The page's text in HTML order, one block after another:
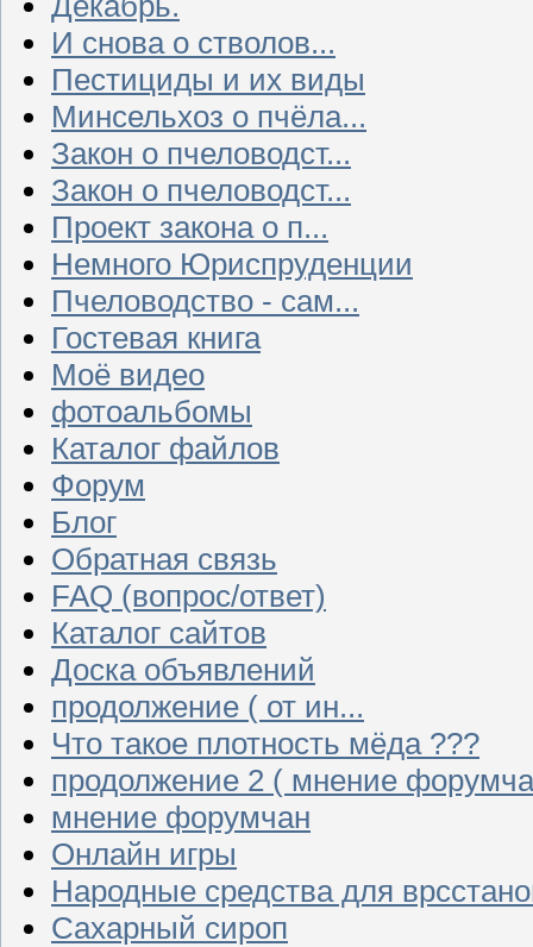
И снова о стволов...
Пестициды и их виды
Минсельхоз о пчёла...
Закон о пчеловодст...
Закон о пчеловодст...
Проект закона о п...
Немного Юриспруденции
Пчеловодство - сам...
Гостевая книга
Моё видео
фотоальбомы
Каталог файлов
Форум
Блог
Обратная связь
FAQ (вопрос/ответ)
Каталог сайтов
Доска объявлений
продолжение ( от ин...
Что такое плотность мёда ???
продолжение 2 ( мнение
мнение форумчан
Онлайн игры
Народные средства для
Сахарный сироп